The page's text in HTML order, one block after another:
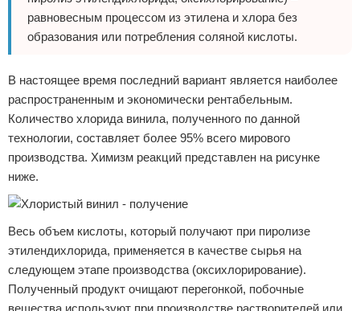
равновесным процессом из этилена и хлора без
образования или потребления соляной кислоты.
В настоящее время последний вариант является наиболее
распространенным и экономически рентабельным.
Количество хлорида винила, полученного по данной
технологии, составляет более 95% всего мирового
производства. Химизм реакций представлен на рисунке
ниже.
Весь объем кислоты, который получают при пиролизе
этилендихлорида, применяется в качестве сырья на
следующем этапе производства (оксихлорирование).
Полученный продукт очищают перегонкой, побочные
вещества используют при производстве растворителей или